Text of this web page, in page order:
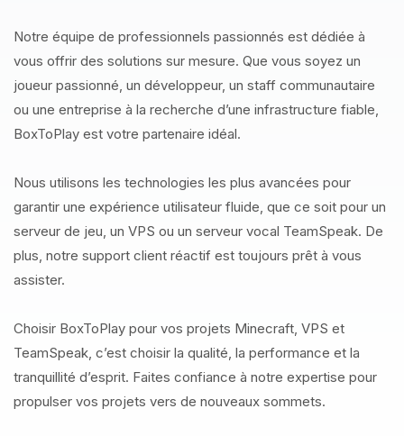
Notre équipe de professionnels passionnés est dédiée à
vous offrir des solutions sur mesure. Que vous soyez un
joueur passionné, un développeur, un staff communautaire
ou une entreprise à la recherche d’une infrastructure fiable,
BoxToPlay est votre partenaire idéal.
Nous utilisons les technologies les plus avancées pour
garantir une expérience utilisateur fluide, que ce soit pour un
serveur de jeu, un VPS ou un serveur vocal TeamSpeak. De
plus, notre support client réactif est toujours prêt à vous
assister.
Choisir BoxToPlay pour vos projets Minecraft, VPS et
TeamSpeak, c’est choisir la qualité, la performance et la
tranquillité d’esprit. Faites confiance à notre expertise pour
propulser vos projets vers de nouveaux sommets.